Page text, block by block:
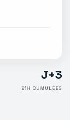
J+3
21 H CUMULÉES